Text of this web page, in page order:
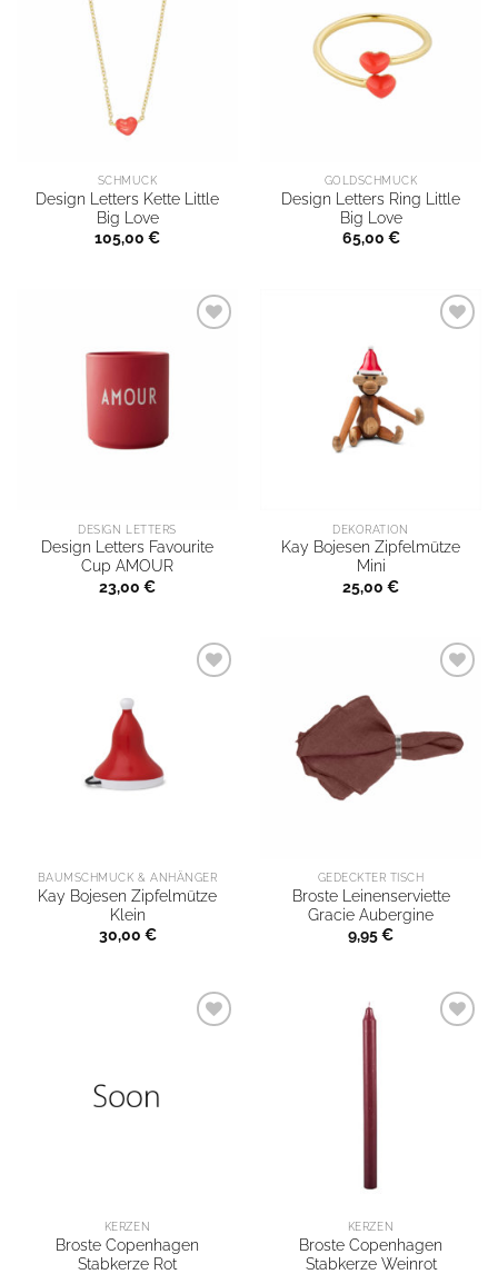
SCHMUCK
Design Letters Kette Little
Big Love
105,00 €
GOLDSCHMUCK
Design Letters Ring Little
Big Love
65,00 €
DESIGN LETTERS
Design Letters Favourite
Cup AMOUR
23,00 €
DEKORATION
Kay Bojesen Zipfelmütze
Mini
25,00 €
BAUMSCHMUCK & ANHÄNGER
Kay Bojesen Zipfelmütze
Klein
30,00 €
GEDECKTER TISCH
Broste Leinenserviette
Gracie Aubergine
9,95€
KERZEN
Broste Copenhagen
Stabkerze Rot
KERZEN
Broste Copenhagen
Stabkerze Weinrot